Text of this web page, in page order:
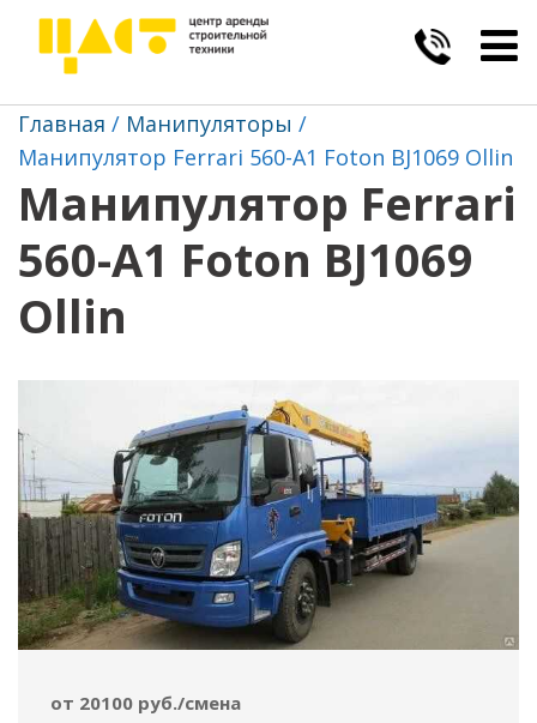
Главная
Манипуляторы
Манипулятор Ferrari 560-А1 Foton BJ1069 Ollin
Манипулятор Ferrari
560-А1 Foton BJ1069
Ollin
от 20100 руб./смена